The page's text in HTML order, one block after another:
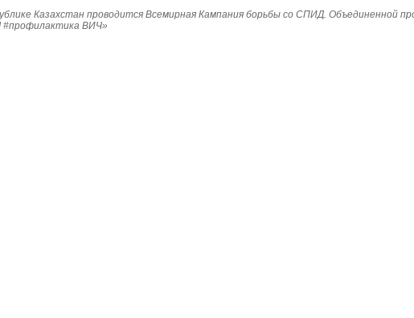
Казахстан проводится Всемирная Кампания борьбы со СПИД. Объединенной
ВИЧ»